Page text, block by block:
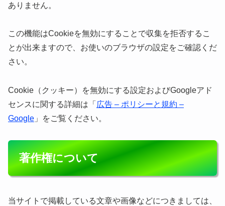
ありません。
この機能はCookieを無効にすることで収集を拒否するこ
とが出来ますので、お使いのブラウザの設定をご確認くだ
さい。
Cookie（クッキー）を無効にする設定およびGoogleアド
センスに関する詳細は「 広告 – ポリシーと規約 –
Google 」をご覧ください。
著作権について
当サイトで掲載している文章や画像などにつきましては、